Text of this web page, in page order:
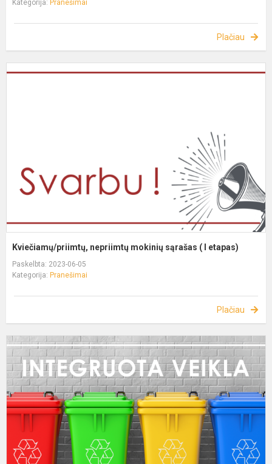
Kategorija: Pranešimai
Plačiau
Kviečiamų/priimtų, nepriimtų mokinių sąrašas ( I etapas)
Paskelbta: 2023-06-05
Kategorija: Pranešimai
Plačiau